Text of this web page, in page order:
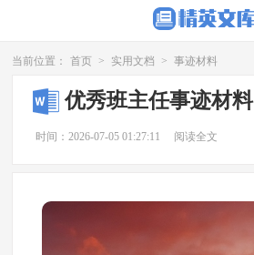
当前位置： 首页 > 实用文档 > 事迹材料
优秀班主任事迹材料
时间：2026-07-05 01:27:11 阅读全文